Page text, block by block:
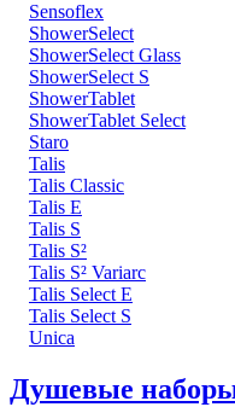
Sensoflex
ShowerSelect
ShowerSelect Glass
ShowerSelect S
ShowerTablet
ShowerTablet Select
Staro
Talis
Talis Classic
Talis E
Talis S
Talis S²
Talis S² Variarc
Talis Select E
Talis Select S
Unica
Душевые